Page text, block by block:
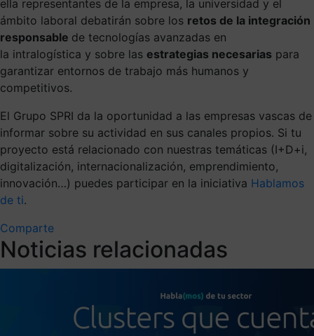
ella representantes de la empresa, la universidad y el
ámbito laboral debatirán sobre los retos de la integración
responsable de tecnologías avanzadas en
la intralogística y sobre las estrategias necesarias para
garantizar entornos de trabajo más humanos y
competitivos.
El Grupo SPRI da la oportunidad a las empresas vascas de
informar sobre su actividad en sus canales propios. Si tu
proyecto está relacionado con nuestras temáticas (I+D+i,
digitalización, internacionalización, emprendimiento,
innovación…) puedes participar en la iniciativa Hablamos
de ti.
Comparte
Noticias relacionadas